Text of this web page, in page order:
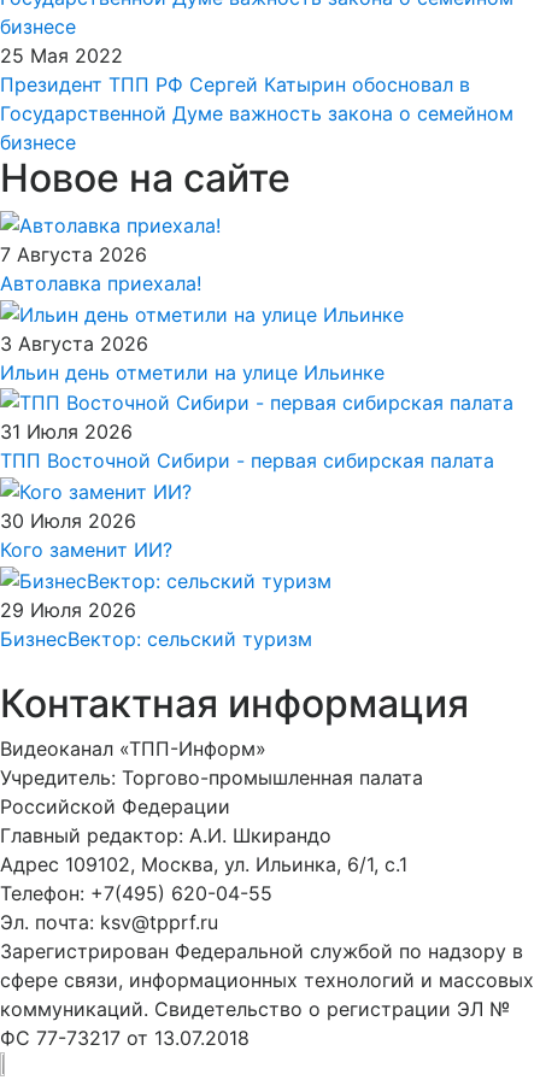
25 Мая 2022
Президент ТПП РФ Сергей Катырин обосновал в
Государственной Думе важность закона о семейном
бизнесе
Новое на сайте
7 Августа 2026
Автолавка приехала!
3 Августа 2026
Ильин день отметили на улице Ильинке
31 Июля 2026
ТПП Восточной Сибири - первая сибирская палата
30 Июля 2026
Кого заменит ИИ?
29 Июля 2026
БизнесВектор: сельский туризм
Контактная информация
Видеоканал «ТПП-Информ»
Учредитель: Торгово-промышленная палата
Российской Федерации
Главный редактор: А.И. Шкирандо
Адрес 109102, Москва, ул. Ильинка, 6/1, c.1
Телефон: +7(495) 620-04-55
Эл. почта: ksv@tpprf.ru
Зарегистрирован Федеральной службой по надзору в
сфере связи, информационных технологий и массовых
коммуникаций. Свидетельство о регистрации ЭЛ №
ФС 77-73217 от 13.07.2018